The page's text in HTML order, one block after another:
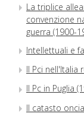
La triplice
convenzione
guerra (1900-
Intellettuali e
Il Pci nell'Italia
Il Pc in Puglia
Il catasto